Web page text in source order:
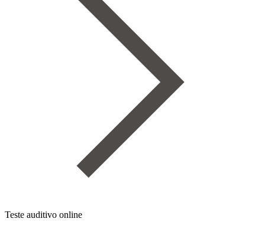
Teste auditivo online